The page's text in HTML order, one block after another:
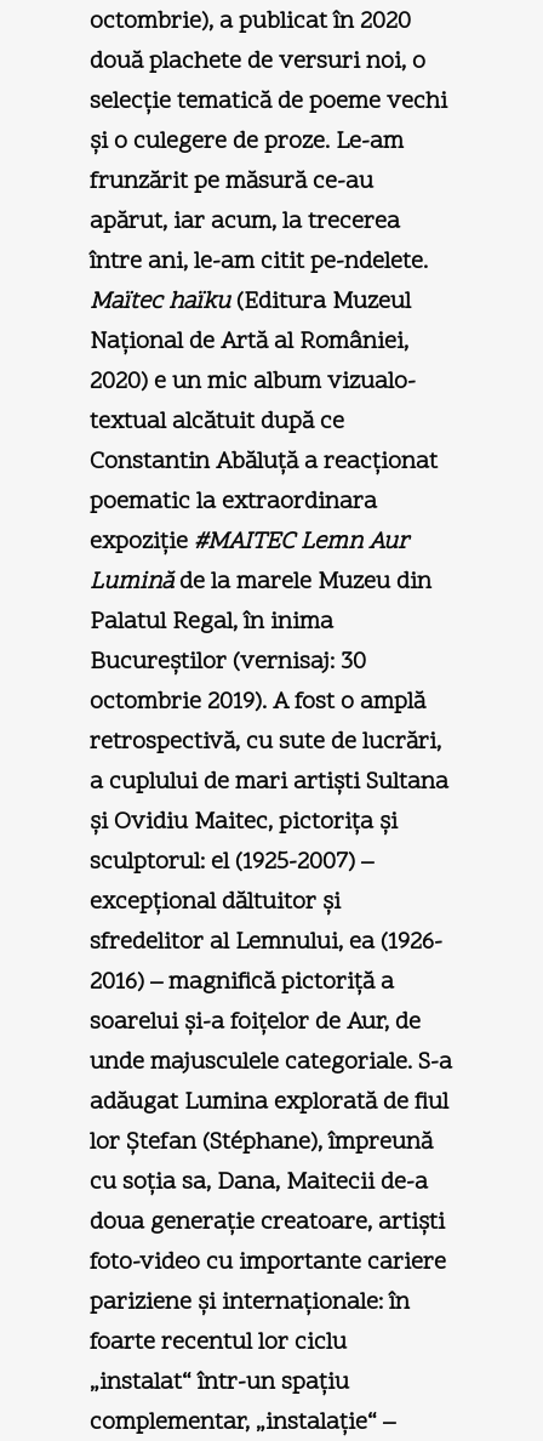
octombrie), a publicat în 2020
două plachete de versuri noi, o
selecţie tematică de poeme vechi
şi o culegere de proze. Le-am
frunzărit pe măsură ce-au
apărut, iar acum, la trecerea
între ani, le-am citit pe-ndelete.
Maïtec haïku(Editura Muzeul
Naţional de Artă al României,
2020) e un mic album vizualo-
textual alcătuit după ce
Constantin Abăluţă a reacţionat
poematic la extraordinara
expoziţie #MAITEC Lemn Aur
Luminăde la marele Muzeu din
Palatul Regal, în inima
Bucureştilor (vernisaj: 30
octombrie 2019). A fost o amplă
retrospectivă, cu sute de lucrări,
a cuplului de mari artişti Sultana
şi Ovidiu Maitec, pictoriţa şi
sculptorul: el (1925-2007) –
excepţional dăltuitor şi
sfredelitor al Lemnului, ea (1926-
2016) – magnifică pictoriţă a
soarelui şi-a foiţelor de Aur, de
unde majusculele categoriale. S-a
adăugat Lumina explorată de fiul
lor Ştefan (Stéphane), împreună
cu soţia sa, Dana, Maitecii de-a
doua generaţie creatoare, artişti
foto-video cu importante cariere
pariziene şi internaţionale: în
foarte recentul lor ciclu
„instalat“ într-un spaţiu
complementar, „instalaţie“ –